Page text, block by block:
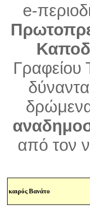
e-
από τον
καιρός Βανάτο